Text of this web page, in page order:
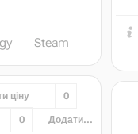
Steam
ціну 0
0 Додати...